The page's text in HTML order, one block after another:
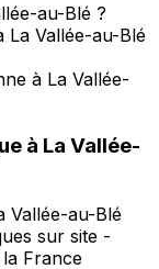
au-Blé ?
Vallée-au-Blé
à La Vallée-
à La Vallée-
Vallée-au-Blé
sur site -
France